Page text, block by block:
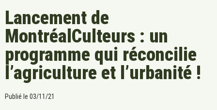
Lancement de
MontréalCulteurs : un
programme qui réconcilie
l’agriculture et l’urbanité !
Publié le 03/11/21